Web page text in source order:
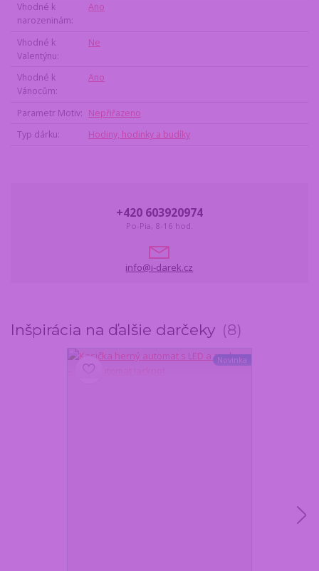
Vhodné k
narozeninám
Ano
Vhodné k
Valentýnu
Ne
Vhodné k
Vánocům
Ano
Parametr Motiv
Nepřiřazeno
Typ dárku
Hodiny, hodinky a budíky
+420 603920974
Po-Pia, 8-16 hod.
info@i-darek.cz
Inšpirácia na ďalšie darčeky 8
Novinka